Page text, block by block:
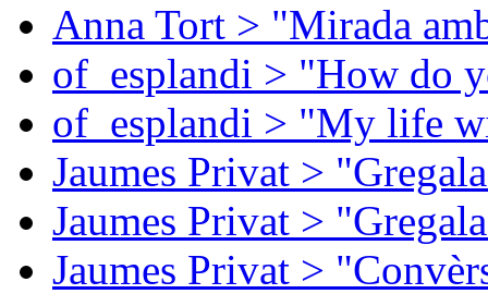
Anna Tort > "Mirada
of_esplandi > "How do
of_esplandi > "My life
Jaumes Privat >
Jaumes Privat >
Jaumes Privat >